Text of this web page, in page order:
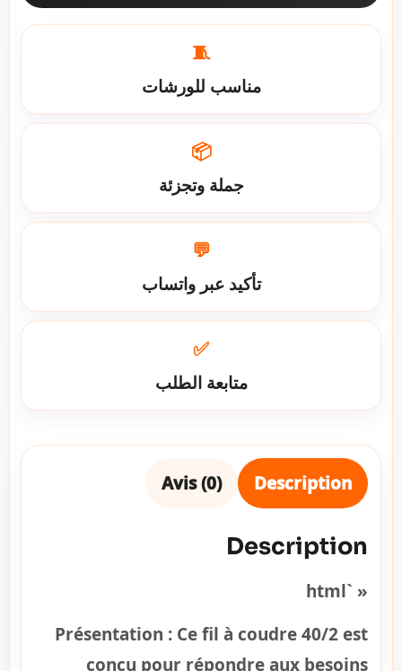
🧵
مناسب للورشات
📦
جملة وتجزئة
💬
تأكيد عبر واتساب
✅
متابعة الطلب
Description
Avis (0)
Description
« `html
Présentation : Ce fil à coudre 40/2 est
conçu pour répondre aux besoins